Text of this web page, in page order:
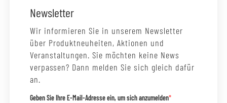
Newsletter
Wir informieren Sie in unserem Newsletter
über Produktneuheiten, Aktionen und
Veranstaltungen. Sie möchten keine News
verpassen? Dann melden Sie sich gleich dafür
an.
Geben Sie Ihre E-Mail-Adresse ein, um sich anzumelden